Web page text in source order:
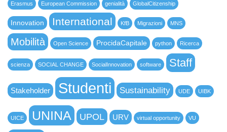
Erasmus European Commission genialità GlobalCitizenship
Innovation International KfB Migrazioni MNS
Mobilità Open Science ProcidaCapitale python Ricerca
scienza SOCIAL CHANGE SocialInnovation software Staff
Stakeholder Studenti Sustainability UDE UIBK
UICE UNINA UPOL URV virtual opportunity VU